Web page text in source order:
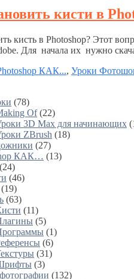
кисти в
кисть в Photoshop? Этот
Для начала их нужно
КАК..., Уроки
(78)
Of(22)
3D Max для начинающих
ZBrush (18)
(27)
КАК… (13)
(24)
(46)
(19)
(63)
(11)
(5)
(1)
(6)
(31)
(3)
(132)